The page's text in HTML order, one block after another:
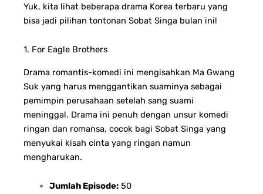
Yuk, kita lihat beberapa drama Korea terbaru yang
bisa jadi pilihan tontonan Sobat Singa bulan ini!
1. For Eagle Brothers
Drama romantis-komedi ini mengisahkan Ma Gwang
Suk yang harus menggantikan suaminya sebagai
pemimpin perusahaan setelah sang suami
meninggal. Drama ini penuh dengan unsur komedi
ringan dan romansa, cocok bagi Sobat Singa yang
menyukai kisah cinta yang ringan namun
mengharukan.
Jumlah Episode:50